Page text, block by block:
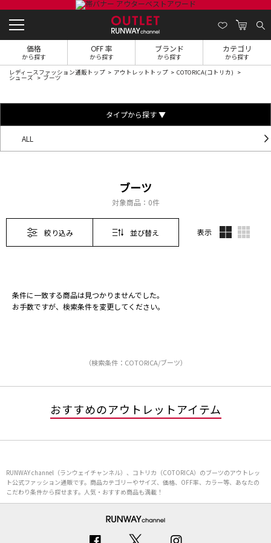
価格
から探す
OFF 率
から探す
ブランド
から探す
カテゴリ
から探す
レディースファッション通販トップ アウトレットトップ COTORICA(コトリカ)
シューズ ブーツ
タイプから探す ▼
ALL
ブーツ
対象商品： 0件
絞り込み 並び替え 表示
条件に一致する商品は見つかりませんでした。
お手数ですが、検索条件を変更してください。
（検索条件：COTORICA/ブーツ）
おすすめのアウトレットアイテム
RUNWAY channel（ランウェイチャンネル）、コトリカ（COTORICA）のブーツのアウトレッ
ト公式ファッション通販です。商品カテゴリーやサイズ、価格、OFF率、カラー等、あなたの
こだわり条件から探せます。人気・おすすめ商品も満載！